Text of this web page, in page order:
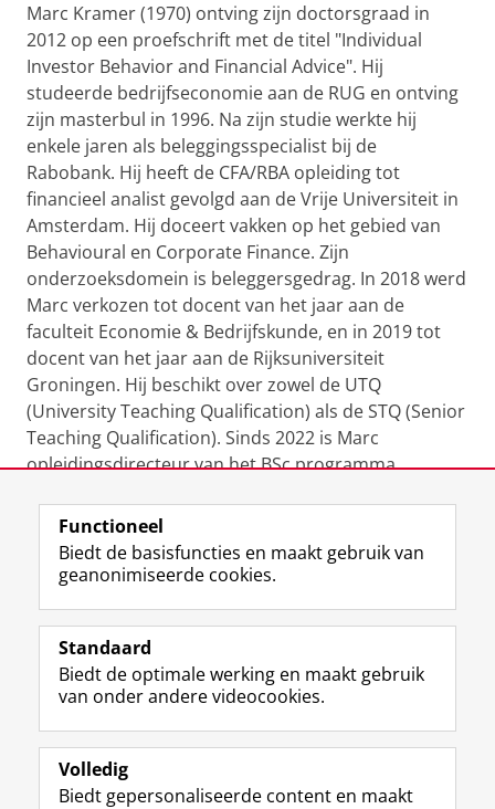
r
c
h
P
o
r
t
a
l
Marc Kramer (1970) ontving zijn doctorsgraad in
2012 op een proefschrift met de titel "Individual
Investor Behavior and Financial Advice". Hij
studeerde bedrijfseconomie aan de RUG en ontving
zijn masterbul in 1996. Na zijn studie werkte hij
enkele jaren als beleggingsspecialist bij de
Rabobank. Hij heeft de CFA/RBA opleiding tot
financieel analist gevolgd aan de Vrije Universiteit in
Amsterdam. Hij doceert vakken op het gebied van
Behavioural en Corporate Finance. Zijn
onderzoeksdomein is beleggersgedrag. In 2018 werd
Marc verkozen tot docent van het jaar aan de
faculteit Economie & Bedrijfskunde, en in 2019 tot
docent van het jaar aan de Rijksuniversiteit
Groningen. Hij beschikt over zowel de UTQ
(University Teaching Qualification) als de STQ (Senior
Teaching Qualification). Sinds 2022 is Marc
opleidingsdirecteur van het BSc programma
Laatst gewijzigd: 27 september 2022 10:41
Volg de RUG
F
a
e
b
o
p
L
i
k
e
I
-
R
S
-
f
e
R
I
n
t
r
m
Y
o
T
e
k
Studiekiezers
Alumni
Over ons
Functioneel
Biedt de basisfuncties en maakt gebruik van
geanonimiseerde cookies.
Standaard
Biedt de optimale werking en maakt gebruik
van onder andere videocookies.
Volledig
Biedt gepersonaliseerde content en maakt